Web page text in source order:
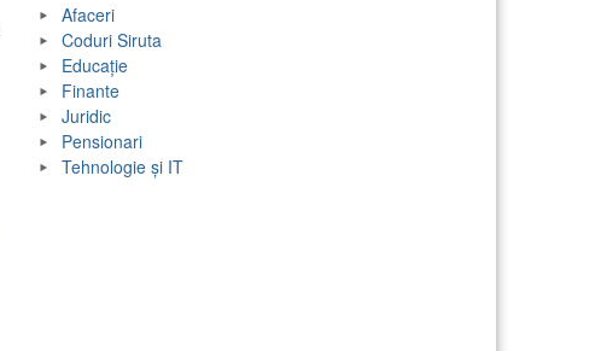
Afaceri
Coduri Siruta
Educație
Finante
Juridic
Pensionari
Tehnologie și IT